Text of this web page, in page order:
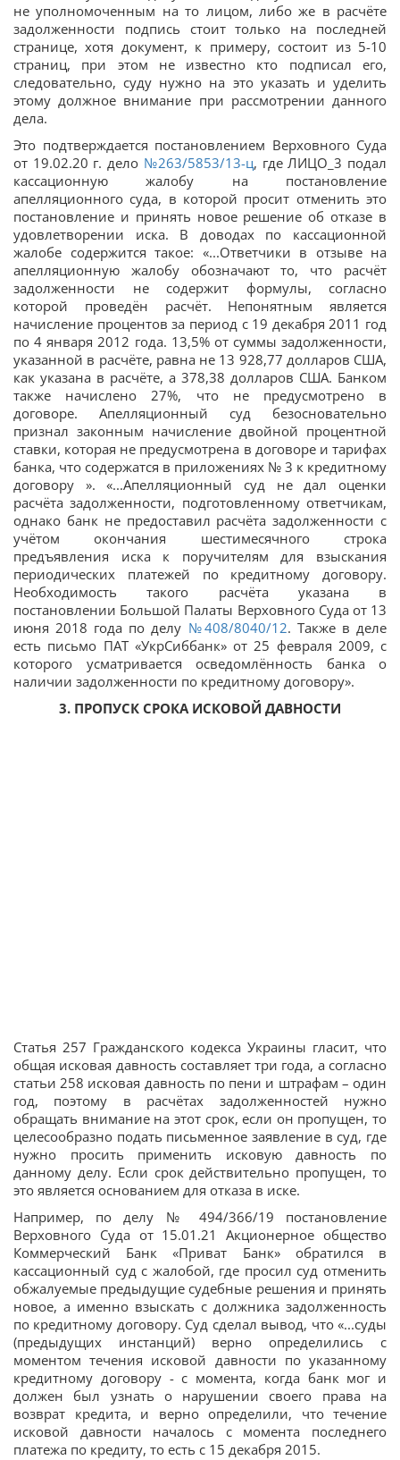
не уполномоченным на то лицом, либо же в расчёте
задолженности подпись стоит только на последней
странице, хотя документ, к примеру, состоит из 5-10
страниц, при этом не известно кто подписал его,
следовательно, суду нужно на это указать и уделить
этому должное внимание при рассмотрении данного
дела.
Это подтверждается постановлением Верховного Суда
от 19.02.20 г. дело №263/5853/13-ц, где ЛИЦО_3 подал
кассационную жалобу на постановление
апелляционного суда, в которой просит отменить это
постановление и принять новое решение об отказе в
удовлетворении иска. В доводах по кассационной
жалобе содержится такое: «...Ответчики в отзыве на
апелляционную жалобу обозначают то, что расчёт
задолженности не содержит формулы, согласно
которой проведён расчёт. Непонятным является
начисление процентов за период с 19 декабря 2011 год
по 4 января 2012 года. 13,5% от суммы задолженности,
указанной в расчёте, равна не 13 928,77 долларов США,
как указана в расчёте, а 378,38 долларов США. Банком
также начислено 27%, что не предусмотрено в
договоре. Апелляционный суд безосновательно
признал законным начисление двойной процентной
ставки, которая не предусмотрена в договоре и тарифах
банка, что содержатся в приложениях № 3 к кредитному
договору ». «...Апелляционный суд не дал оценки
расчёта задолженности, подготовленному ответчикам,
однако банк не предоставил расчёта задолженности с
учётом окончания шестимесячного строка
предъявления иска к поручителям для взыскания
периодических платежей по кредитному договору.
Необходимость такого расчёта указана в
постановлении Большой Палаты Верховного Суда от 13
июня 2018 года по делу №408/8040/12. Также в деле
есть письмо ПАТ «УкрСиббанк» от 25 февраля 2009, с
которого усматривается осведомлённость банка о
наличии задолженности по кредитному договору».
3. ПРОПУСК СРОКА ИСКОВОЙ ДАВНОСТИ
Статья 257 Гражданского кодекса Украины гласит, что
общая исковая давность составляет три года, а согласно
статьи 258 исковая давность по пени и штрафам – один
год, поэтому в расчётах задолженностей нужно
обращать внимание на этот срок, если он пропущен, то
целесообразно подать письменное заявление в суд, где
нужно просить применить исковую давность по
данному делу. Если срок действительно пропущен, то
это является основанием для отказа в иске.
Например, по делу № 494/366/19 постановление
Верховного Суда от 15.01.21 Акционерное общество
Коммерческий Банк «Приват Банк» обратился в
кассационный суд с жалобой, где просил суд отменить
обжалуемые предыдущие судебные решения и принять
новое, а именно взыскать с должника задолженность
по кредитному договору. Суд сделал вывод, что «...суды
(предыдущих инстанций) верно определились с
моментом течения исковой давности по указанному
кредитному договору - с момента, когда банк мог и
должен был узнать о нарушении своего права на
возврат кредита, и верно определили, что течение
исковой давности началось с момента последнего
платежа по кредиту, то есть с 15 декабря 2015.